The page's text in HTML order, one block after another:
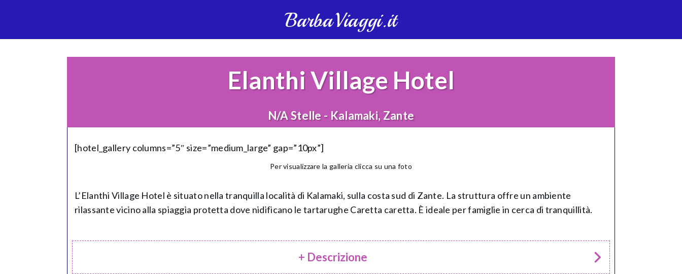
BarbaViaggi.it
Elanthi Village Hotel
N/A Stelle - Kalamaki, Zante
[hotel_gallery columns=”5″ size=”medium_large” gap=”10px”]
Per visualizzare la galleria clicca su una foto
L’Elanthi Village Hotel è situato nella tranquilla località di Kalamaki, sulla costa sud di Zante. La struttura offre un ambiente
rilassante vicino alla spiaggia protetta dove nidificano le tartarughe Caretta caretta. È ideale per famiglie in cerca di tranquillità.
+ Descrizione